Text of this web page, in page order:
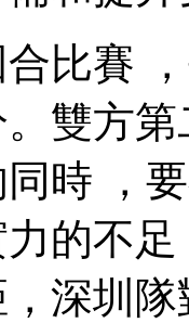
賽  
。雙方
 ，
不足
，深圳